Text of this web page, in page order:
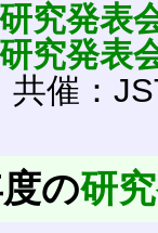
究発表
究発表
共催：
の研